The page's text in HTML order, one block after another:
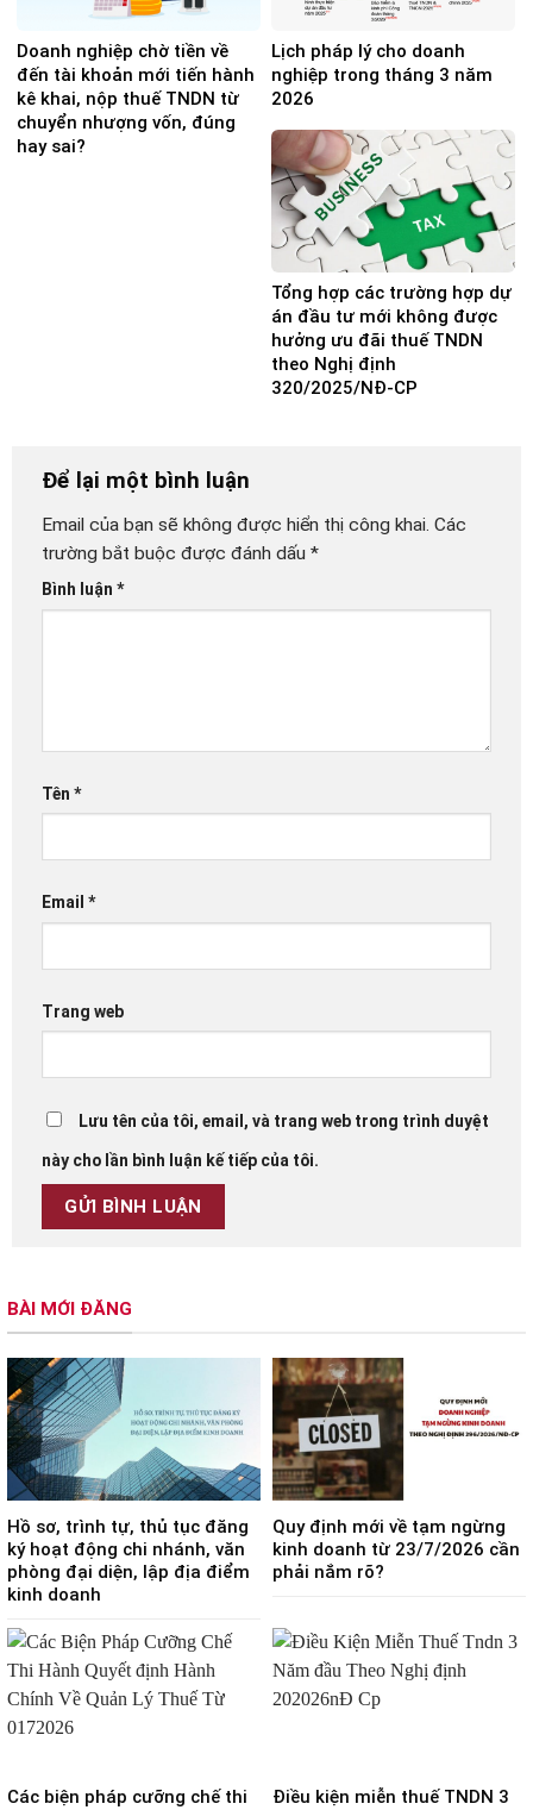
Doanh nghiệp chờ tiền về
đến tài khoản mới tiến hành
kê khai, nộp thuế TNDN từ
chuyển nhượng vốn, đúng
hay sai?
Lịch pháp lý cho doanh
nghiệp trong tháng 3 năm
2026
Tổng hợp các trường hợp dự
án đầu tư mới không được
hưởng ưu đãi thuế TNDN
theo Nghị định
320/2025/NĐ-CP
Để lại một bình luận
Email của bạn sẽ không được hiển thị công khai. Các
trường bắt buộc được đánh dấu *
Bình luận *
Tên *
Email *
Trang web
Lưu tên của tôi, email, và trang web trong trình duyệt
này cho lần bình luận kế tiếp của tôi.
BÀI MỚI ĐĂNG
Hồ sơ, trình tự, thủ tục đăng
ký hoạt động chi nhánh, văn
phòng đại diện, lập địa điểm
kinh doanh
Quy định mới về tạm ngừng
kinh doanh từ 23/7/2026 cần
phải nắm rõ?
Các biện pháp cưỡng chế thi
Điều kiện miễn thuế TNDN 3